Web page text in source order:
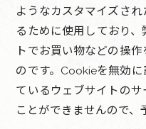
ようなカスタマイズさ
るために使用しており
トでお買い物などの操
のです。Cookieを無効
ているウェブサイトの
ことができませんので、